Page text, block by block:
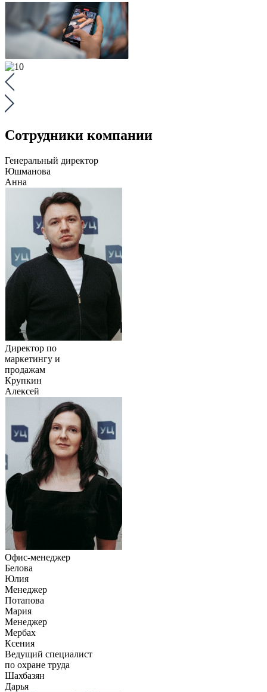
Сотрудники компании
Генеральный директор
Юшманова
Анна
Директор по
маркетингу и
продажам
Крупкин
Алексей
Офис-менеджер
Белова
Юлия
Менеджер
Потапова
Мария
Менеджер
Мербах
Ксения
Ведущий специалист
по охране труда
Шахбазян
Дарья